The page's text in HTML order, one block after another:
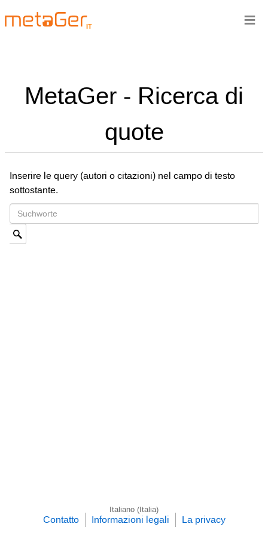
IT
MetaGer - Ricerca di
quote
Inserire le query (autori o citazioni) nel campo di testo
sottostante.
≡
Italiano (Italia)
Contatto Informazioni legali La privacy